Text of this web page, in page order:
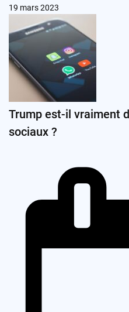
19 mars 2023
Trump est-il vraiment
sociaux ?